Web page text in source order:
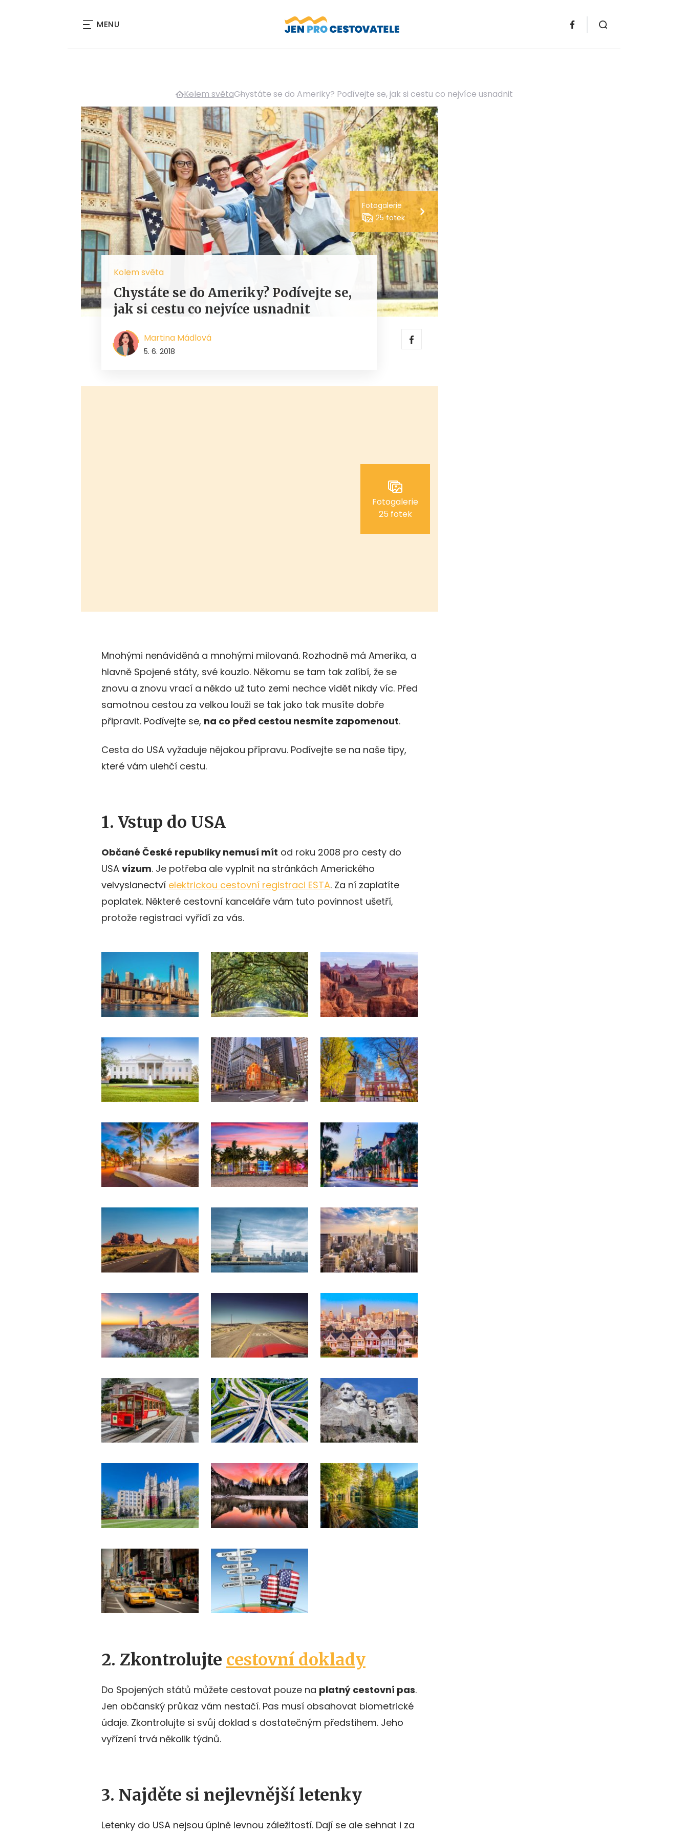
MENU
Kolem světaChystáte se do Ameriky? Podívejte se, jak si cestu co nejvíce usnadnit
Fotogalerie
25 fotek
Kolem světa
Chystáte se do Ameriky? Podívejte se,
jak si cestu co nejvíce usnadnit
Martina Mádlová
5. 6. 2018
Fotogalerie
25 fotek
Mnohými nenáviděná a mnohými milovaná. Rozhodně má Amerika, a
hlavně Spojené státy, své kouzlo. Někomu se tam tak zalíbí, že se
znovu a znovu vrací a někdo už tuto zemi nechce vidět nikdy víc. Před
samotnou cestou za velkou louži se tak jako tak musíte dobře
připravit. Podívejte se, na co před cestou nesmíte zapomenout.
Cesta do USA vyžaduje nějakou přípravu. Podívejte se na naše tipy,
které vám ulehčí cestu.
1. Vstup do USA
Občané České republiky nemusí mít od roku 2008 pro cesty do
USA vízum. Je potřeba ale vyplnit na stránkách Amerického
velvyslanectví elektrickou cestovní registraci ESTA. Za ní zaplatíte
poplatek. Některé cestovní kanceláře vám tuto povinnost ušetří,
protože registraci vyřídí za vás.
2. Zkontrolujte cestovní doklady
Do Spojených států můžete cestovat pouze na platný cestovní pas.
Jen občanský průkaz vám nestačí. Pas musí obsahovat biometrické
údaje. Zkontrolujte si svůj doklad s dostatečným předstihem. Jeho
vyřízení trvá několik týdnů.
3. Najděte si nejlevnější letenky
Letenky do USA nejsou úplně levnou záležitostí. Dají se ale sehnat i za